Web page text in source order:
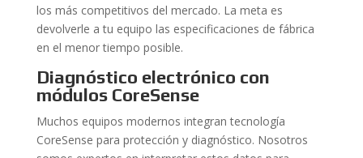
los más competitivos del mercado. La meta es
devolverle a tu equipo las especificaciones de fábrica
en el menor tiempo posible.
Diagnóstico electrónico con
módulos CoreSense
Muchos equipos modernos integran tecnología
CoreSense para protección y diagnóstico. Nosotros